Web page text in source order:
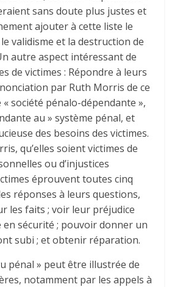
sans doute plus justes et
ajouter à cette liste le
validisme et la destruction de
autre aspect intéressant de
de victimes : Répondre à leurs
par Ruth Morris de ce
« société pénalo-dépendante »,
au » système pénal, et
des besoins des victimes.
qu’elles soient victimes de
ou d’injustices
éprouvent toutes cinq
réponses à leurs questions,
les faits ; voir leur préjudice
sécurité ; pouvoir donner un
subi ; et obtenir réparation.
pénal » peut être illustrée de
notamment par les appels à